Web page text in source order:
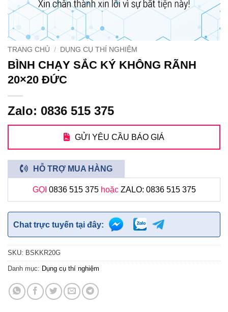
TRANG CHỦ / DỤNG CỤ THÍ NGHIỆM
BÌNH CHẠY SẮC KÝ KHÔNG RÃNH
20×20 ĐỨC
Zalo: 0836 515 375
GỬI YÊU CẦU BÁO GIÁ
HỖ TRỢ MUA HÀNG
GỌI 0836 515 375hoặc ZALO: 0836 515 375
Chat trực tuyến tại đây:
SKU: BSKKR20G
Danh mục: Dụng cụ thí nghiệm